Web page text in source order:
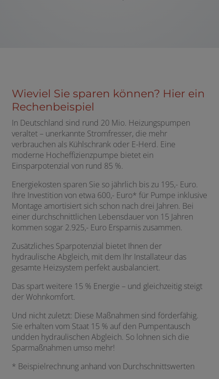
Wieviel Sie sparen können? Hier ein
Rechenbeispiel
In Deutschland sind rund 20 Mio. Heizungspumpen
veraltet – unerkannte Stromfresser, die mehr
verbrauchen als Kühlschrank oder E-Herd. Eine
moderne Hocheffizienzpumpe bietet ein
Einsparpotenzial von rund 85 %.
Energiekosten sparen Sie so jährlich bis zu 195,- Euro.
Ihre Investition von etwa 600,- Euro* für Pumpe inklusive
Montage amortisiert sich schon nach drei Jahren. Bei
einer durchschnittlichen Lebensdauer von 15 Jahren
kommen sogar 2.925,- Euro Ersparnis zusammen.
Zusätzliches Sparpotenzial bietet Ihnen der
hydraulische Abgleich, mit dem Ihr Installateur das
gesamte Heizsystem perfekt ausbalanciert.
Das spart weitere 15 % Energie – und gleichzeitig steigt
der Wohnkomfort.
Und nicht zuletzt: Diese Maßnahmen sind förderfähig.
Sie erhalten vom Staat 15 % auf den Pumpentausch
undden hydraulischen Abgleich. So lohnen sich die
Sparmaßnahmen umso mehr!
* Beispielrechnung anhand von Durchschnittswerten